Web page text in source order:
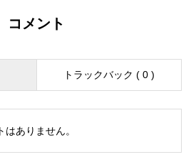
コメント
トラックバック ( 0 )
ありません。